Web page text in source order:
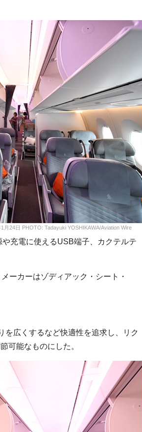
24日 PHOTO: Tadayuki YOSHIKAWA/Aviation Wire
充電に使えるUSB端子、カクテルテ
ーカーはゾディアック・シート・
広くするなど快適性を追求し、リク
可能なものにした。